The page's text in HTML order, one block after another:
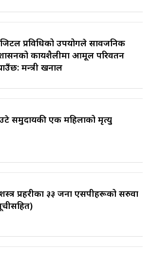
प्रविधिको उपयोगले सार्वजनिक
कार्यशैलीमा आमूल परिवर्तन
मन्त्री खनाल
समुदायकी एक महिलाको मृत्यु
प्रहरीका ३३ जना एसपीहरूको सरुवा